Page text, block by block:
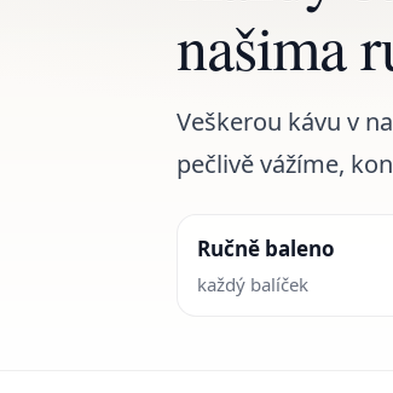
našima
Veškerou kávu v
pečlivě vážíme,
Ručně baleno
každý balíček